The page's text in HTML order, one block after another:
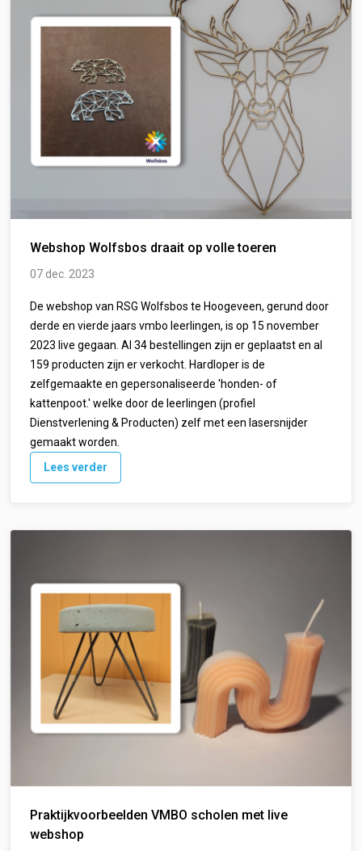
Webshop Wolfsbos draait op volle toeren
07 dec. 2023
De webshop van RSG Wolfsbos te Hoogeveen, gerund door
derde en vierde jaars vmbo leerlingen, is op 15 november
2023 live gegaan. Al 34 bestellingen zijn er geplaatst en al
159 producten zijn er verkocht. Hardloper is de
zelfgemaakte en gepersonaliseerde 'honden- of
kattenpoot.' welke door de leerlingen (profiel
Dienstverlening & Producten) zelf met een lasersnijder
gemaakt worden.
Lees verder
Praktijkvoorbeelden VMBO scholen met live
webshop